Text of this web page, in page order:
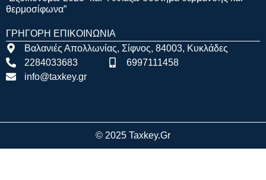
θερμοσίφωνα”
ΓΡΗΓΟΡΗ ΕΠΙΚΟΙΝΩΝΙΑ
Βαλανιές Απολλωνίας, Σίφνος, 84003, Κυκλάδες
2284033683
6997111458
info@taxkey.gr
© 2025 Taxkey.gr